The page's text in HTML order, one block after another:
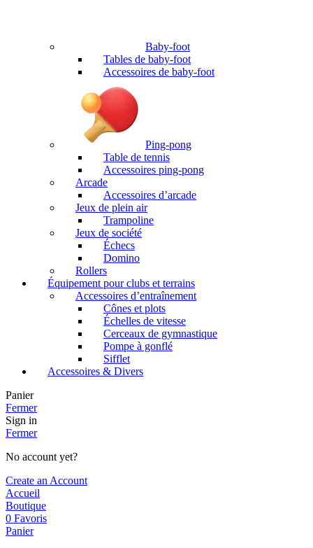
Baby-foot
Tables de baby-foot
Accessoires de baby-foot
Ping-pong
Table de tennis
Accessoires ping-pong
Arcade
Accessoires d’arcade
Jeux de plein air
Trampoline
Jeux de société
Échecs
Domino
Rollers
Équipement pour clubs et terrains
Accessoires d’entraînement
Cônes et plots
Échelles de vitesse
Cerceaux de gymnastique
Pompe à gonflé
Sifflet
Accessoires & Divers
Panier
Fermer
Sign in
Fermer
No account yet?
Create an Account
Accueil
Boutique
0 Favoris
Panier